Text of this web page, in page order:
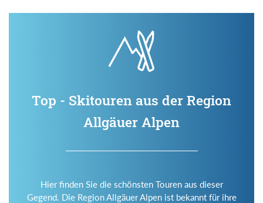
Top - Skitouren aus der Region
Allgäuer Alpen
Hier finden Sie die schönsten Touren aus dieser
Gegend. Die Region Allgäuer Alpen ist bekannt für ihre